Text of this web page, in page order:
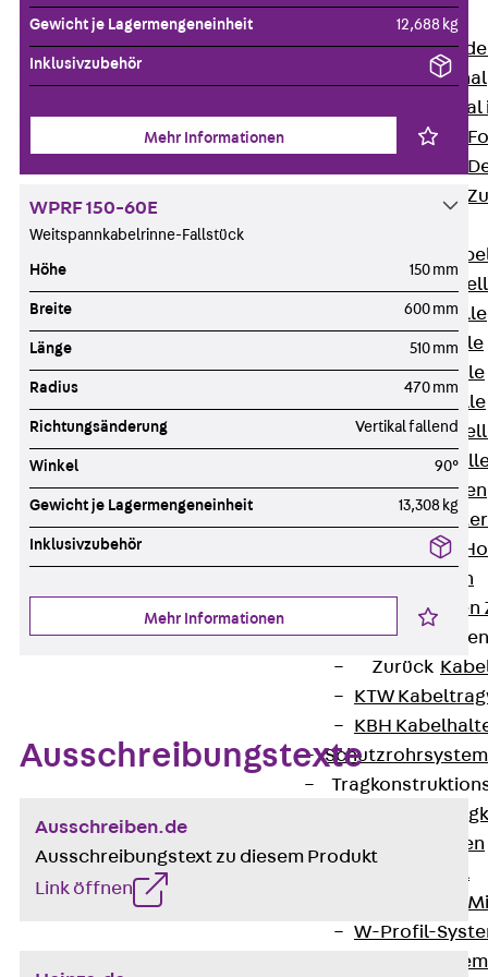
Bodenkanäle
Zurück
BK Bodenkanal
KLK
Bodenkanal-
Bodenkanal-
Bodenkanal-
AC
H Kabelschelle
S Kabelschelle
B Kabelschelle
U Kabelschelle
RU
W
HK Kabelhaken
KH Kabelhalter
Hohlleiter-/
Kabelwannen
Kabelschellen
Zurück
KTW
KBH
Wandkonsolen
Deckenbügel
Zentral- und
W-Profil-
U-Stiel-System
Gewicht je Lagermengeneinheit 12,688 kg
Inklusivzubehör
Mehr Informationen
WPRF 150-60E
Weitspannkabelrinne-Fallstück
Höhe 150 mm
Breite 600 mm
Länge 510 mm
Radius 470 mm
Richtungsänderung Vertikal fallend
Winkel 90°
Gewicht je Lagermengeneinheit 13,308 kg
Inklusivzubehör
Mehr Informationen
Ausschreibungstexte
Ausschreiben.de
Ausschreibungstext zu diesem Produkt
Link öffnen